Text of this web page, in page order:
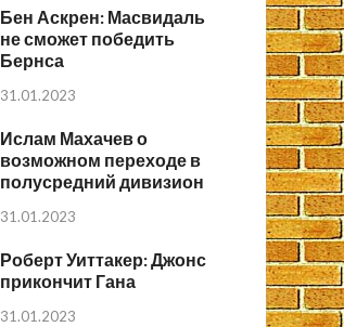
Бен Аскрен: Масвидаль
не сможет победить
Бернса
31.01.2023
Ислам Махачев о
возможном переходе в
полусредний дивизион
31.01.2023
Роберт Уиттакер: Джонс
прикончит Гана
31.01.2023